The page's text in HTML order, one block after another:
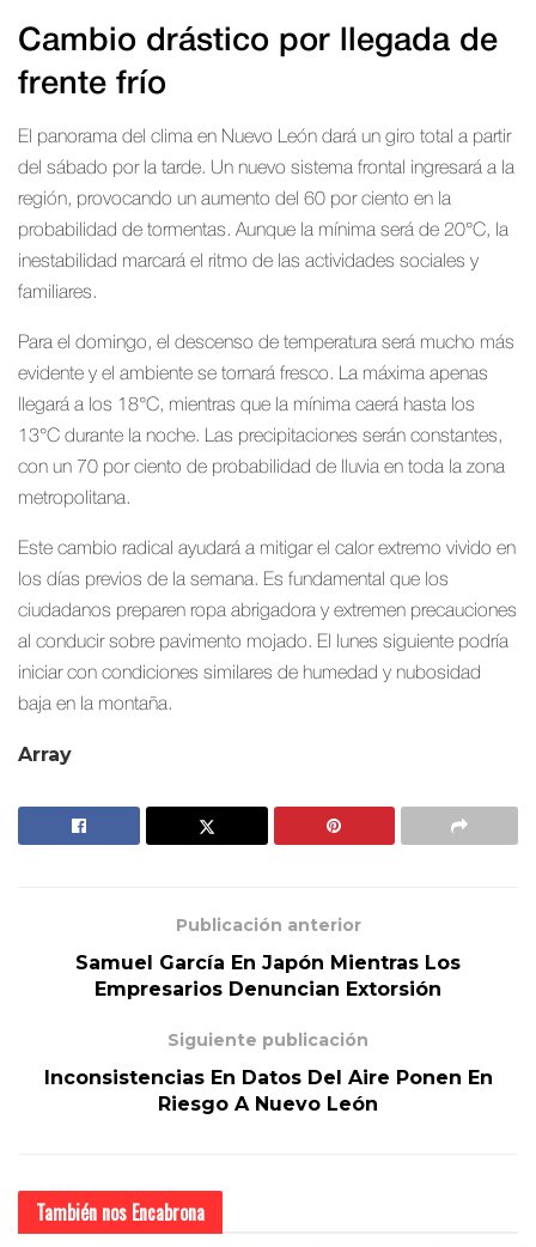
Cambio drástico por llegada de
frente frío
El panorama del clima en Nuevo León dará un giro total a partir
del sábado por la tarde. Un nuevo sistema frontal ingresará a la
región, provocando un aumento del 60 por ciento en la
probabilidad de tormentas. Aunque la mínima será de 20°C, la
inestabilidad marcará el ritmo de las actividades sociales y
familiares.
Para el domingo, el descenso de temperatura será mucho más
evidente y el ambiente se tornará fresco. La máxima apenas
llegará a los 18°C, mientras que la mínima caerá hasta los
13°C durante la noche. Las precipitaciones serán constantes,
con un 70 por ciento de probabilidad de lluvia en toda la zona
metropolitana.
Este cambio radical ayudará a mitigar el calor extremo vivido en
los días previos de la semana. Es fundamental que los
ciudadanos preparen ropa abrigadora y extremen precauciones
al conducir sobre pavimento mojado. El lunes siguiente podría
iniciar con condiciones similares de humedad y nubosidad
baja en la montaña.
Array
Publicación anterior
Samuel García En Japón Mientras Los
Empresarios Denuncian Extorsión
Siguiente publicación
Inconsistencias En Datos Del Aire Ponen En
Riesgo A Nuevo León
También nos Encabrona